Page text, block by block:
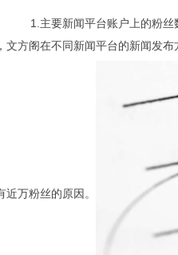
1.主要新闻平台账户上的粉丝
文方阁在不同新闻平台的新闻发
近万粉丝的原因。